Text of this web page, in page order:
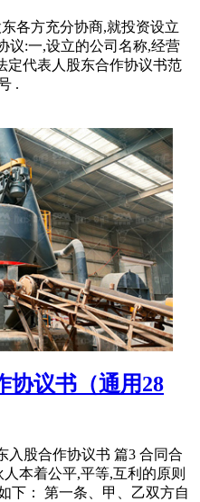
各方充分协商,就投资设立
议:一,设立的公司名称,经营
定代表人股东合作协议书范
.
协议书（通用28
入股合作协议书 篇3 合同合
本着公平,平等,互利的原则
下： 第一条、甲、乙双方自